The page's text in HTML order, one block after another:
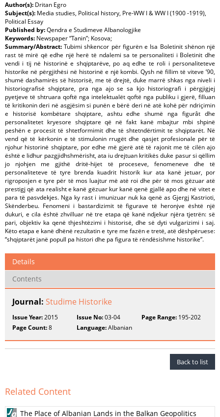
Author(s): Dritan Egro
Subject(s): Media studies, Political history, Pre-WW I & WW I (1900 -1919),
Political Essay
Published by:Qendra e Studimeve Albanologjike
Keywords: Newspaper “Tanin”; Kosova;
Summary/Abstract:Tubimi shkencor për figurën e Isa Boletinit shënon një
rast të mirë që edhe një herë të ndalemi sa te personaliteti i Boletinit dhe
vendi i tij në historinë e shqiptarëve, po aq edhe te roli i personaliteteve
historike në përgjithësi në historinë e një kombi. Qysh në fillim të viteve ’90,
shumë dashamirës së historisë, me të drejtë, duke marrë shkas nga niveli i
historiografisë shqiptare, pra nga ajo se sa kjo historiografi i përgjigjej
pyetjeve të shtruara qoftë nga intelektualët qoftë nga publiku i gjerë, filluan
të kritikonin deri në asgjësim si punën e bërë deri në atë kohë për ndriçimin
e historisë kombëtare shqiptare, ashtu edhe shumë nga figurât dhe
personalitetet kryesore shqiptare që në fakt kanë mbajtur mbi shpinë
peshën e procesit të shtetformimit dhe të shtetndërtimit te shqiptarët. Në
vend që të kërkonin e të stimulonin rrugët dhe qasjet profesionale për të
njohur historinë shqiptare, por edhe më gjerë atë të rajonit me të cilën ajo
është e lidhur pazgjidhshmërisht, ata iu drejtuan kritikës duke pasur si qëllim
jo njohjen me gjithë dritë-hijet të proceseve, fenomeneve dhe të
personaliteteve të tyre brenda kuadrit historik kur ata kanë jetuar, por
rigroposjen e tyre për të mos luajtur më atë roi dhe për të mos gëzuar atë
prestigj që ata realisht e kanë gëzuar kur kanë qenë gjallë apo dhe në vitet e
para të pasvdekjes. Nga ky rast i imunizuar nuk ka qenë as Gjergj Kastrioti,
Skënderbeu. Fenomeni i bastardizimit të figurave të heronjve është një
dukuri, e cila është zhvilluar në tre etapa që kanë ndjekur njëra tjetrën: së
pari, objektiv ka qenë thjeshtëzimi i historisë, dhe së dyti vulgarizimi i saj.
Këto etapa e kanë dhënë rezultatin e tyre me fazën e tretë, atë dëshpëruese:
“shqiptarët janë popull pa histori dhe pa figura të rëndësishme historike”.
Details
Contents
Journal: Studime Historike
Issue Year:2015 Issue No:03-04 Page Range:195-202
Page Count:8 Language:Albanian
Back to list
Related Content
The Place of Albanian Lands in the Balkan Geopolitics